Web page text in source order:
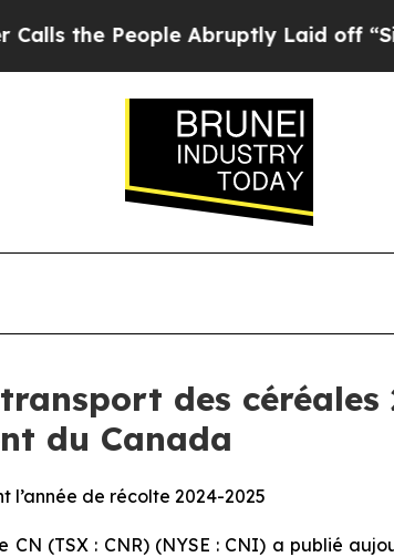
People Abruptly Laid off “Simply
des céréales
du Canada
l’année de récolte 2024-2025
CN (TSX : CNR) (NYSE : CNI) a publié